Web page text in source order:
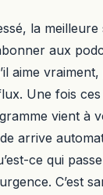
la meilleure
aux
aime
Une fois
vient à
arrive
ce qui
C’est